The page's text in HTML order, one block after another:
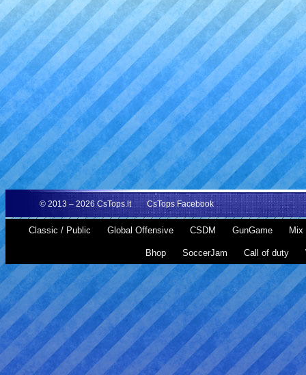
© 2013 – 2026 CsTops.lt CsTops Facebook
Classic / Public Global Offensive CSDM GunGame Mix
Bhop SoccerJam Call of duty